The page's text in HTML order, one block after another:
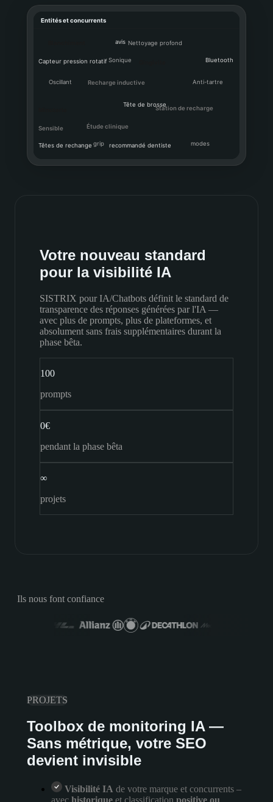
Entités et concurrents
avis Nettoyage profond
Capteur pression rotatif Sonique Bluetooth
Oscillant Recharge inductive Anti-tartre
Tête de brosse
Station de recharge
Sensible Étude clinique
Têtes de rechange grip recommandé dentiste modes
Votre nouveau standard
pour la visibilité IA
SISTRIX pour IA/Chatbots définit le standard de
transparence des réponses générées par l'IA —
avec plus de prompts, plus de plateformes, et
absolument sans frais supplémentaires durant la
phase bêta.
100
prompts
0€
pendant la phase bêta
∞
projets
Ils nous font confiance
PROJETS
Toolbox de monitoring IA —
Sans métrique, votre SEO
devient invisible
Visibilité IA de votre marque et concurrents –
avec historique et classification positive ou